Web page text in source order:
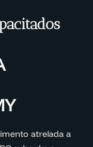
atrelada a